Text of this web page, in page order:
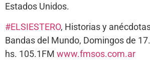
Estados Unidos.
#ELSIESTERO, Historias y
Bandas del Mundo, Domingos de
hs. 105.1FM www.fmsos.com.ar